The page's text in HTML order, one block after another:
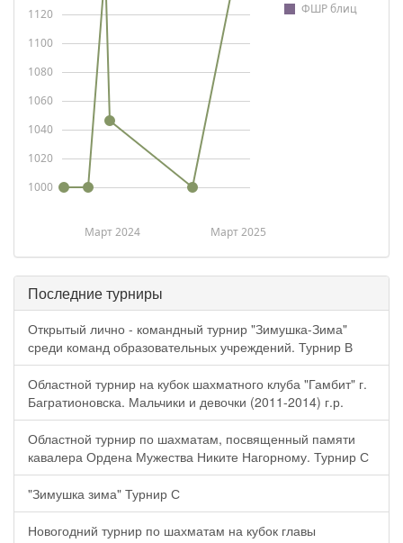
ФШР блиц
Март 2024 Март 2025
1000
1020
1040
1060
1080
1100
1120
Последние турниры
Открытый лично - командный турнир "Зимушка-Зима"
среди команд образовательных учреждений. Турнир В
Областной турнир на кубок шахматного клуба "Гамбит" г.
Багратионовска. Мальчики и девочки (2011-2014) г.р.
Областной турнир по шахматам, посвященный памяти
кавалера Ордена Мужества Никите Нагорному. Турнир С
"Зимушка зима" Турнир С
Новогодний турнир по шахматам на кубок главы